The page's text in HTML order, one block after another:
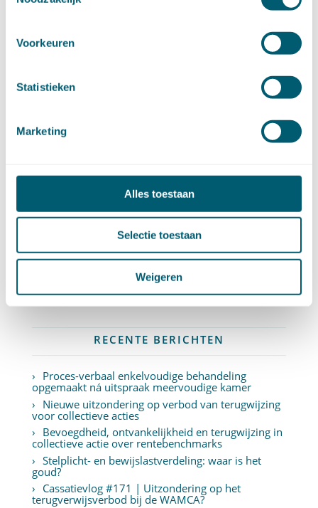
Voorkeuren
Statistieken
Marketing
Alles toestaan
Selectie toestaan
Weigeren
| Getagged bewijsaanbod,
Meer berichten van deze
auteur
Abonneer op nieuwsbrief
RECENTE BERICHTEN
Proces-verbaal enkelvoudige behandeling
opgemaakt ná uitspraak meervoudige kamer
Nieuwe uitzondering op verbod van terugwijzing
voor collectieve acties
Bevoegdheid, ontvankelijkheid en terugwijzing in
collectieve actie over rentebenchmarks
Stelplicht- en bewijslastverdeling: waar is het
goud?
Cassatievlog #171 | Uitzondering op het
terugverwijsverbod bij de WAMCA?